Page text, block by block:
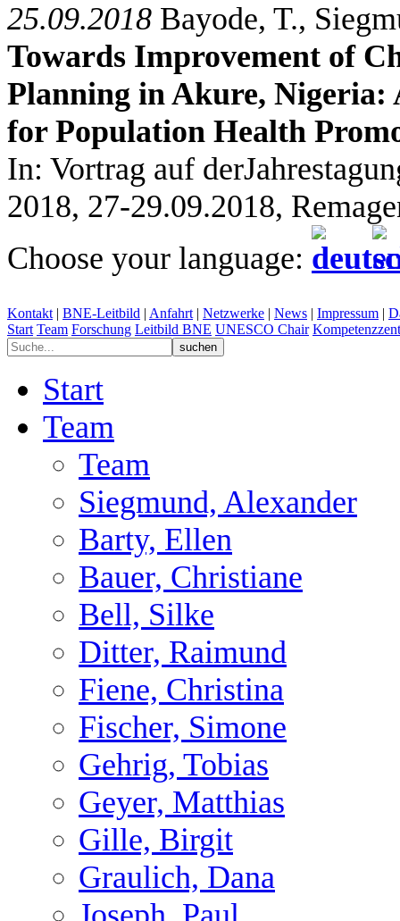
25.09.2018 Bayode, T.,
Towards Improvement of
Planning in Akure, Nigeria:
for Population Health
In: Vortrag auf
2018, 27-29.09.2018,
Choose your language:
Kontakt| BNE-Leitbild Anfahrt| Netzwerke News Impressum
Start Team Forschung Leitbild BNE UNESCO Chair
Start
Team
Team
Siegmund, Alexander
Barty, Ellen
Bauer, Christiane
Bell, Silke
Ditter, Raimund
Fiene, Christina
Fischer, Simone
Gehrig, Tobias
Geyer, Matthias
Gille, Birgit
Graulich, Dana